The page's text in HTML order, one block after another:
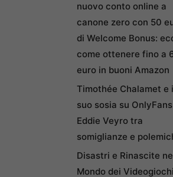
nuovo conto online a
canone zero con 50
di Welcome Bonus:
come ottenere fino a
euro in buoni Amazon
Timothée Chalamet e
suo sosia su
Eddie Veyro tra
somiglianze e
Disastri e Rinascite
Mondo dei